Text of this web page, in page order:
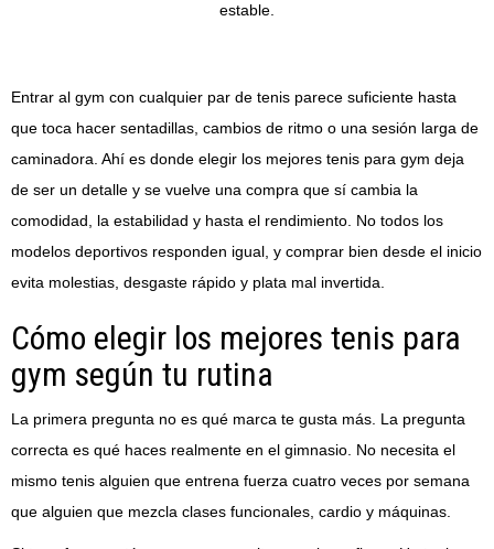
estable.
Entrar al gym con cualquier par de tenis parece suficiente hasta
que toca hacer sentadillas, cambios de ritmo o una sesión larga de
caminadora. Ahí es donde elegir los mejores tenis para gym deja
de ser un detalle y se vuelve una compra que sí cambia la
comodidad, la estabilidad y hasta el rendimiento. No todos los
modelos deportivos responden igual, y comprar bien desde el inicio
evita molestias, desgaste rápido y plata mal invertida.
Cómo elegir los mejores tenis para
gym según tu rutina
La primera pregunta no es qué marca te gusta más. La pregunta
correcta es qué haces realmente en el gimnasio. No necesita el
mismo tenis alguien que entrena fuerza cuatro veces por semana
que alguien que mezcla clases funcionales, cardio y máquinas.